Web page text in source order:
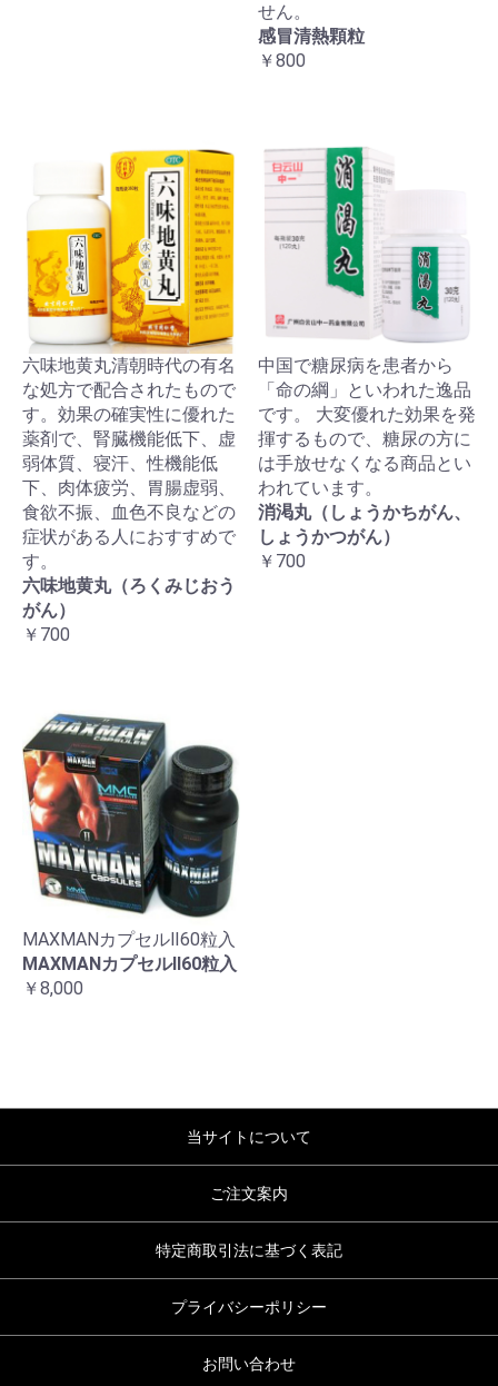
せん。
感冒清熱顆粒
￥800
六味地黄丸清朝時代の有名
な処方で配合されたもので
す。効果の確実性に優れた
薬剤で、腎臓機能低下、虚
弱体質、寝汗、性機能低
下、肉体疲労、胃腸虚弱、
食欲不振、血色不良などの
症状がある人におすすめで
す。
六味地黄丸（ろくみじおう
がん）
￥700
中国で糖尿病を患者から
「命の綱」といわれた逸品
です。 大変優れた効果を発
揮するもので、糖尿の方に
は手放せなくなる商品とい
われています。
消渇丸（しょうかちがん、
しょうかつがん）
￥700
MAXMANカプセルⅡ60粒入
MAXMANカプセルⅡ60粒入
￥8,000
当サイトについて
ご注文案内
特定商取引法に基づく表記
プライバシーポリシー
お問い合わせ